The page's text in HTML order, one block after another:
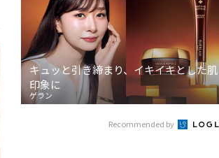
キュッと引き締まり、イキイキとした肌
印象に
ゲラン
Recommended by